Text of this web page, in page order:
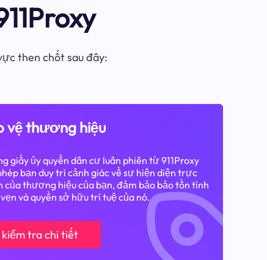
then chốt sau đây:
vệ thương hiệu
giấy ủy quyền dân cư luân phiên từ 911Proxy
bạn duy trì cảnh giác về sự hiện diện trực
của thương hiệu của bạn, đảm bảo bảo tồn tính
và quyền sở hữu trí tuệ của nó.
kiểm tra chi tiết